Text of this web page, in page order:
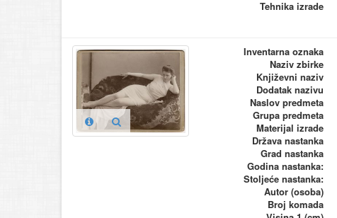
Tehnika izrade
Inventarna oznaka
Naziv zbirke
Književni naziv
Dodatak nazivu
Naslov predmeta
Grupa predmeta
Materijal izrade
Država nastanka
Grad nastanka
Godina nastanka:
Stoljeće nastanka:
Autor (osoba)
Broj komada